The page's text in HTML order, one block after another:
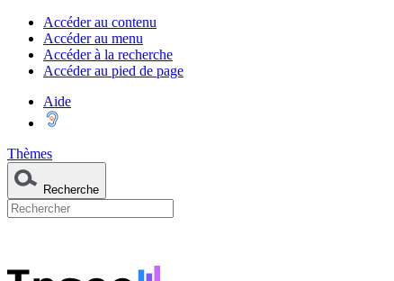
Accéder au contenu
Accéder au menu
Accéder à la recherche
Accéder au pied de page
Aide
Thèmes
Recherche